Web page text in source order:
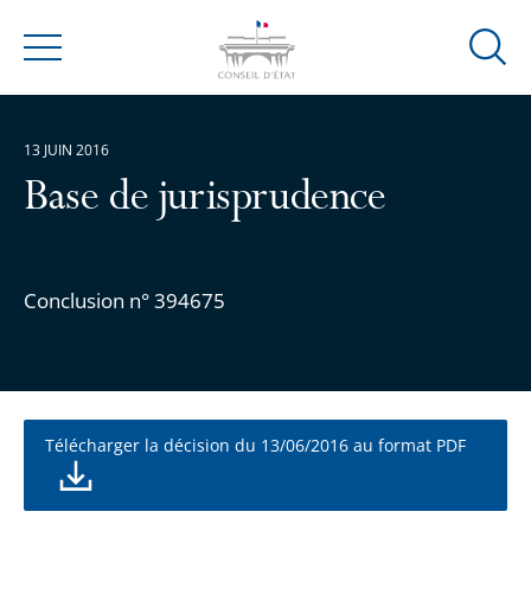
Menu
Ouvrir
Base de jurisprudence
Conclusion n° 394675
13 JUIN 2016
Télécharger la décision du 13/06/2016 au format PDF